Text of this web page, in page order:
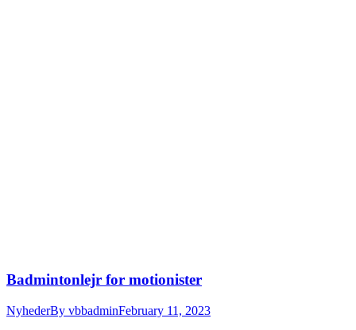
Badmintonlejr for motionister
NyhederBy vbbadminFebruary 11, 2023